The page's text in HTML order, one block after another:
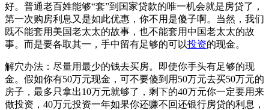
好。普通老百姓能够“套”到国家贷款的唯一机会就是房贷了，
第一次购房利息又是如此优惠，你不用是傻子啊。当然，我们
既不能套用美国老太太的故事，也不能套用中国老太太的故
事。而是要各取其一，手中留有足够的可以投资的现金。
解穴办法：尽量用最少的钱去买房。即使你手头有足够的现
金。假如你有50万元现金，可不要傻到用50万元去买50万元的
房子，最多只拿出10万元就够了，剩下的40万元你一定要用来
做投资，40万元投资一年如果你还赚不回还银行房贷的利息，